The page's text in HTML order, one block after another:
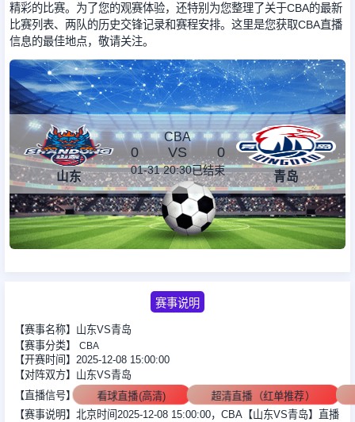
足球录像
篮球录像
足球集锦
篮球集锦
足球新闻
篮球新闻
精彩的比赛。为了您的观赛体验，还特别为您整理了关于CBA的最新
比赛列表、两队的历史交锋记录和赛程安排。这里是您获取CBA直播
信息的最佳地点，敬请关注。
山东
CBA
0 VS 0
01-31 20:30已结束 青岛
赛事说明
【赛事名称】山东VS青岛
【赛事分类】 CBA
【开赛时间】2025-12-08 15:00:00
【对阵双方】山东VS青岛
【直播信号】
看球直播(高清) 超清直播（红单推荐）
【赛事说明】北京时间2025-12-08 15:00:00，CBA【山东VS青岛】直播